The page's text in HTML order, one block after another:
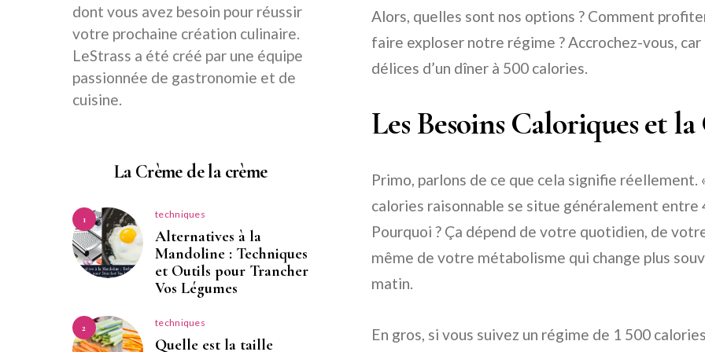
Alors, quelles sont nos options ? Comment
faire exploser notre régime ? Accrochez-vous,
délices d’un dîner à 500 calories.
Les Besoins Caloriques et
Primo, parlons de ce que cela signifie réellement.
calories raisonnable se situe généralement entre
Pourquoi ? Ça dépend de votre quotidien, de
même de votre métabolisme qui change plus
matin.
En gros, si vous suivez un régime de 1 500
dont vous avez besoin pour réussir
votre prochaine création culinaire.
LeStrass a été créé par une équipe
passionnée de gastronomie et de
cuisine.
La Crème de la crème
1 techniques
Alternatives à la
Mandoline : Techniques
et Outils pour Trancher
Vos Légumes
2 techniques
Quelle est la taille